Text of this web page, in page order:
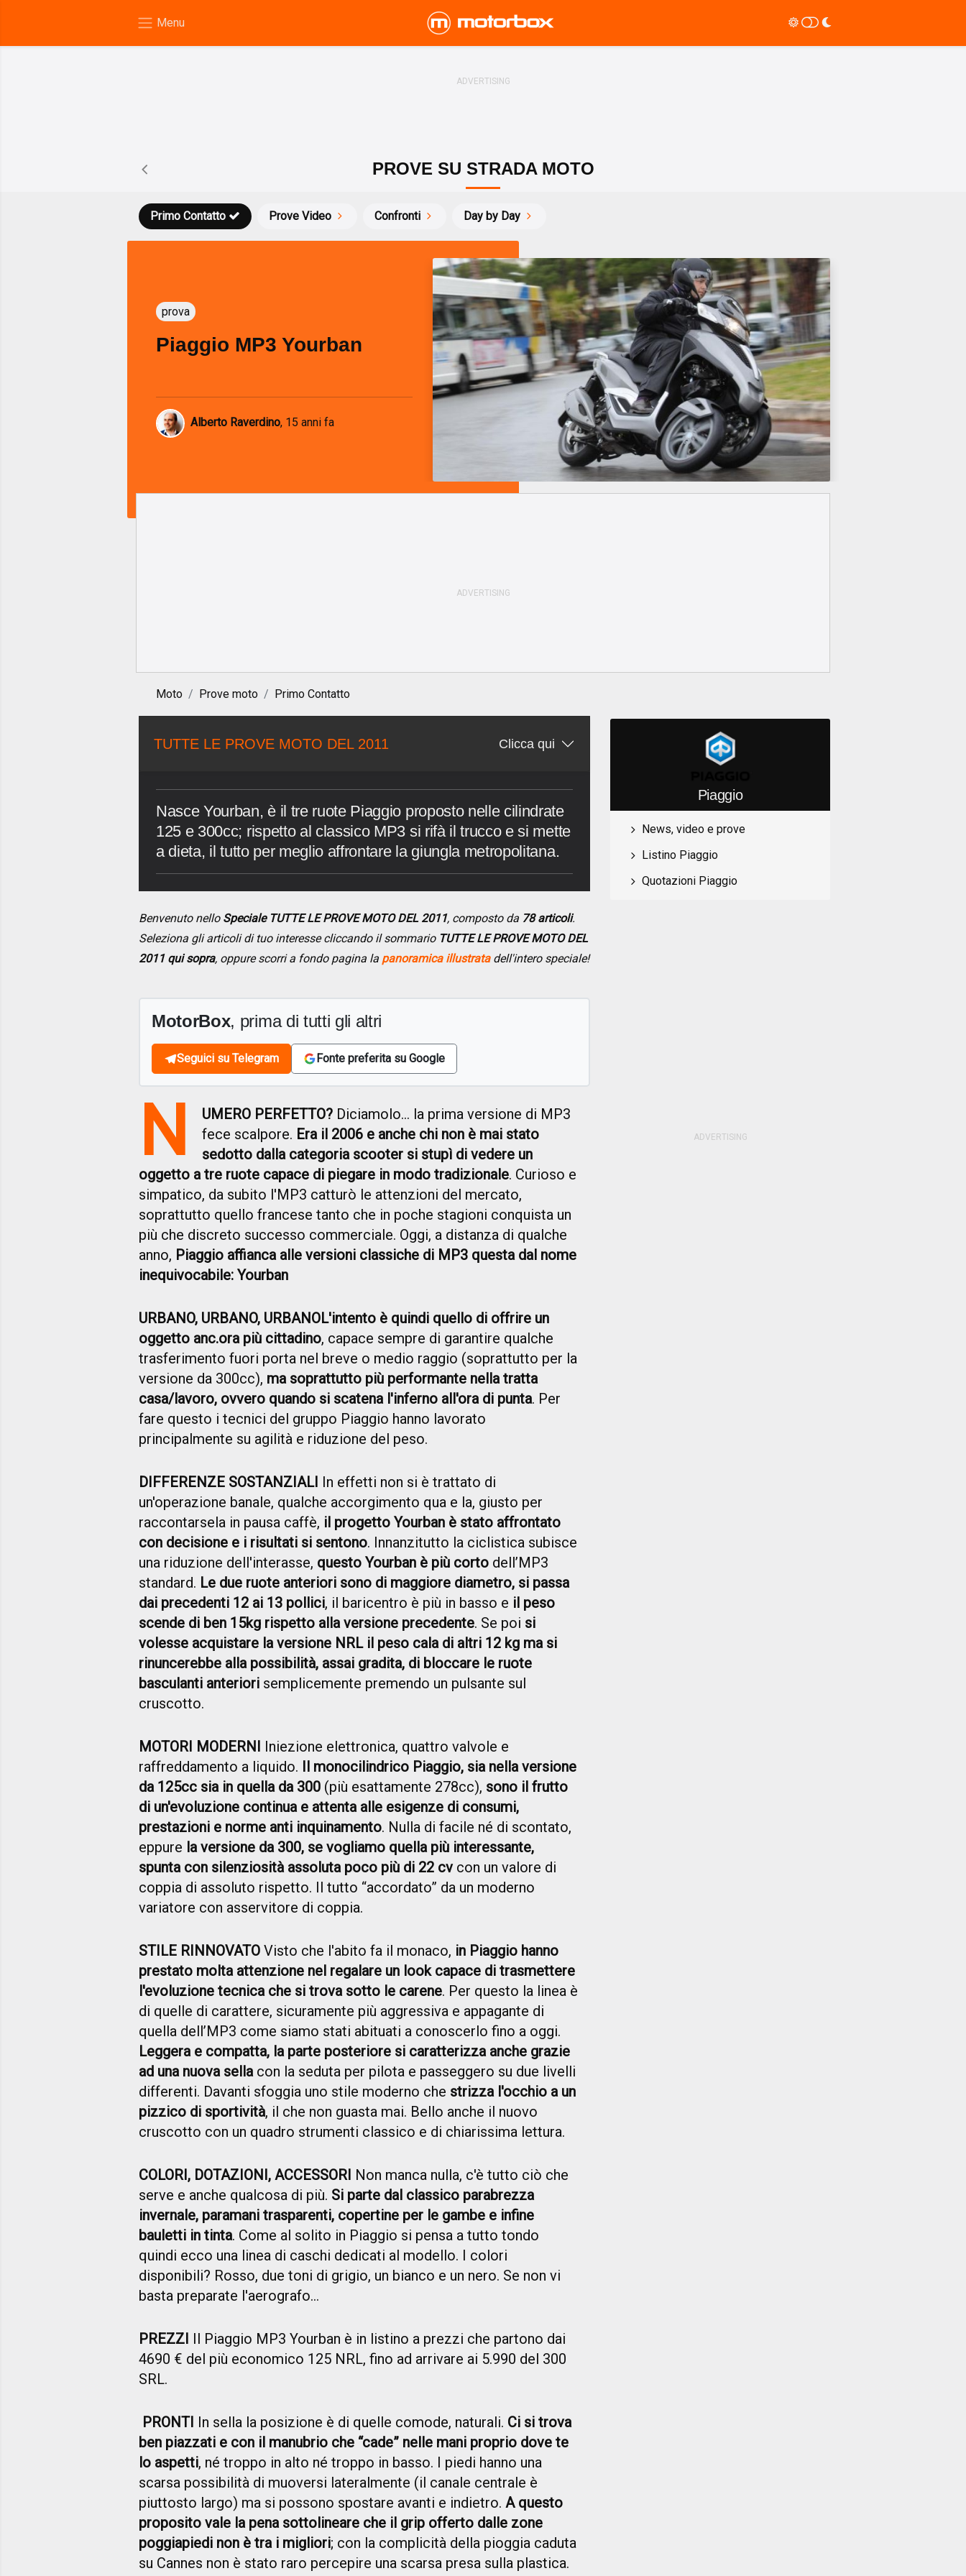
PROVE SU STRADA MOTO
Prove Video Confronti
Primo Contatto Day by Day
prova
Piaggio MP3 Yourban
Alberto Raverdino, 15 anni fa
Moto Prove moto Primo Contatto
TUTTE LE PROVE MOTO DEL 2011 Clicca qui
Nasce Yourban, è il tre ruote Piaggio proposto nelle cilindrate
125 e 300cc; rispetto al classico MP3 si rifà il trucco e si mette
a dieta, il tutto per meglio affrontare la giungla metropolitana.
Benvenuto nello Speciale TUTTE LE PROVE MOTO DEL 2011, composto da 78 articoli.
Seleziona gli articoli di tuo interesse cliccando il sommario TUTTE LE PROVE MOTO DEL
2011 qui sopra, oppure scorri a fondo pagina la panoramica illustratadell'intero speciale!
MotorBox, prima di tutti gli altri
Seguici su Telegram Fonte preferita su Google
N UMERO PERFETTO? Diciamolo... la prima versione di MP3
fece scalpore. Era il 2006 e anche chi non è mai stato
sedotto dalla categoria scooter si stupì di vedere un
oggetto a tre ruote capace di piegare in modo tradizionale. Curioso e
simpatico, da subito l'MP3 catturò le attenzioni del mercato,
soprattutto quello francese tanto che in poche stagioni conquista un
più che discreto successo commerciale. Oggi, a distanza di qualche
anno, Piaggio affianca alle versioni classiche di MP3 questa dal nome
inequivocabile: Yourban
URBANO, URBANO, URBANOL'intento è quindi quello di offrire un
oggetto anc.ora più cittadino, capace sempre di garantire qualche
trasferimento fuori porta nel breve o medio raggio (soprattutto per la
versione da 300cc), ma soprattutto più performante nella tratta
casa/lavoro, ovvero quando si scatena l'inferno all'ora di punta. Per
fare questo i tecnici del gruppo Piaggio hanno lavorato
principalmente su agilità e riduzione del peso.
DIFFERENZE SOSTANZIALI In effetti non si è trattato di
un'operazione banale, qualche accorgimento qua e la, giusto per
raccontarsela in pausa caffè, il progetto Yourban è stato affrontato
con decisione e i risultati si sentono. Innanzitutto la ciclistica subisce
una riduzione dell'interasse, questo Yourban è più corto dell’MP3
standard. Le due ruote anteriori sono di maggiore diametro, si passa
dai precedenti 12 ai 13 pollici, il baricentro è più in basso e il peso
scende di ben 15kg rispetto alla versione precedente. Se poi si
volesse acquistare la versione NRL il peso cala di altri 12 kg ma si
rinuncerebbe alla possibilità, assai gradita, di bloccare le ruote
basculanti anteriori semplicemente premendo un pulsante sul
cruscotto.
MOTORI MODERNI Iniezione elettronica, quattro valvole e
raffreddamento a liquido. Il monocilindrico Piaggio, sia nella versione
da 125cc sia in quella da 300 (più esattamente 278cc), sono il frutto
di un'evoluzione continua e attenta alle esigenze di consumi,
prestazioni e norme anti inquinamento. Nulla di facile né di scontato,
eppure la versione da 300, se vogliamo quella più interessante,
spunta con silenziosità assoluta poco più di 22 cvcon un valore di
coppia di assoluto rispetto. Il tutto “accordato” da un moderno
variatore con asservitore di coppia.
STILE RINNOVATO Visto che l'abito fa il monaco, in Piaggio hanno
prestato molta attenzione nel regalare un look capace di trasmettere
l'evoluzione tecnica che si trova sotto le carene. Per questo la linea è
di quelle di carattere, sicuramente più aggressiva e appagante di
quella dell’MP3 come siamo stati abituati a conoscerlo fino a oggi.
Leggera e compatta, la parte posteriore si caratterizza anche grazie
ad una nuova sellacon la seduta per pilota e passeggero su due livelli
differenti. Davanti sfoggia uno stile moderno che strizza l'occhio a un
pizzico di sportività, il che non guasta mai. Bello anche il nuovo
cruscotto con un quadro strumenti classico e di chiarissima lettura.
COLORI, DOTAZIONI, ACCESSORI Non manca nulla, c'è tutto ciò che
serve e anche qualcosa di più. Si parte dal classico parabrezza
invernale, paramani trasparenti, copertine per le gambe e infine
bauletti in tinta. Come al solito in Piaggio si pensa a tutto tondo
quindi ecco una linea di caschi dedicati al modello. I colori
disponibili? Rosso, due toni di grigio, un bianco e un nero. Se non vi
basta preparate l'aerografo...
PREZZI Il Piaggio MP3 Yourban è in listino a prezzi che partono dai
4690 € del più economico 125 NRL, fino ad arrivare ai 5.990 del 300
SRL.
PRONTI In sella la posizione è di quelle comode, naturali. Ci si trova
ben piazzati e con il manubrio che “cade” nelle mani proprio dove te
lo aspetti, né troppo in alto né troppo in basso. I piedi hanno una
scarsa possibilità di muoversi lateralmente (il canale centrale è
piuttosto largo) ma si possono spostare avanti e indietro. A questo
proposito vale la pena sottolineare che il grip offerto dalle zone
poggiapiedi non è tra i migliori; con la complicità della pioggia caduta
su Cannes non è stato raro percepire una scarsa presa sulla plastica.
Piaggio
News, video e prove
Listino Piaggio
Quotazioni Piaggio